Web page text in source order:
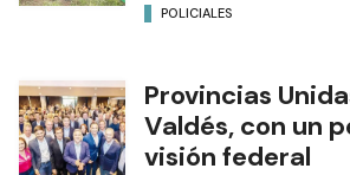
POLICIALES
Provincias
Valdés, con un
visión federal